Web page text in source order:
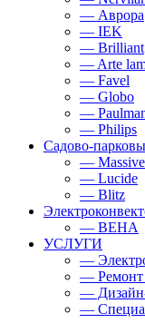
— Аврора
— IEK
— Brilliant
— Arte
— Favel
— Globo
—
— Philips
Садово-
— Massive
— Lucide
— Blitz
— BEHA
УСЛУГИ
—
— Ремонт
—
—